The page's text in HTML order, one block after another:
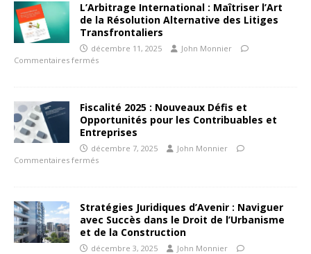
L’Arbitrage International : Maîtriser l’Art
de la Résolution Alternative des Litiges
Transfrontaliers
décembre 11, 2025
John Monnier
Commentaires fermés
Fiscalité 2025 : Nouveaux Défis et
Opportunités pour les Contribuables et
Entreprises
décembre 7, 2025
John Monnier
Commentaires fermés
Stratégies Juridiques d’Avenir : Naviguer
avec Succès dans le Droit de l’Urbanisme
et de la Construction
décembre 3, 2025
John Monnier